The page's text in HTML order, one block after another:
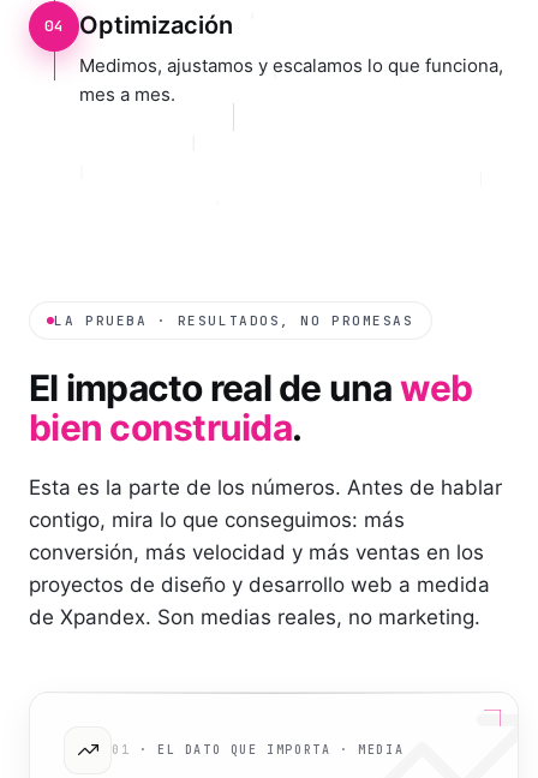
04 Optimización
Medimos, ajustamos y escalamos lo que funciona,
mes a mes.
LA PRUEBA · RESULTADOS, NO PROMESAS
El impacto real de unaweb
bien construida.
Esta es la parte de los números. Antes de hablar
contigo, mira lo que conseguimos: más
conversión, más velocidad y más ventas en los
proyectos de diseño y desarrollo web a medida
de Xpandex. Son medias reales, no marketing.
01 · EL DATO QUE IMPORTA · MEDIA